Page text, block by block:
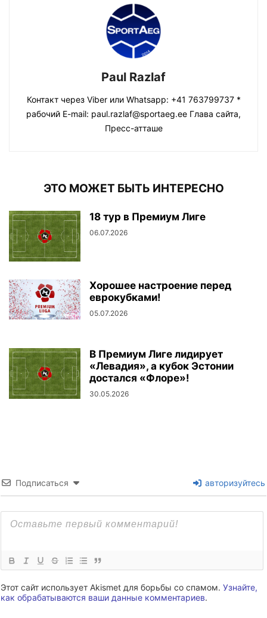
Paul Razlaf
Контакт через Viber или Whatsapp: +41 763799737 *
рабочий E-mail: paul.razlaf@sportaeg.ee Глава сайта,
Пресс-атташе
ЭТО МОЖЕТ БЫТЬ ИНТЕРЕСНО
18 тур в Премиум Лиге
06.07.2026
Хорошее настроение перед
еврокубками!
05.07.2026
В Премиум Лиге лидирует
«Левадия», а кубок Эстонии
достался «Флоре»!
30.05.2026
Подписаться авторизуйтесь
Этот сайт использует Akismet для борьбы со спамом. Узнайте,
как обрабатываются ваши данные комментариев.